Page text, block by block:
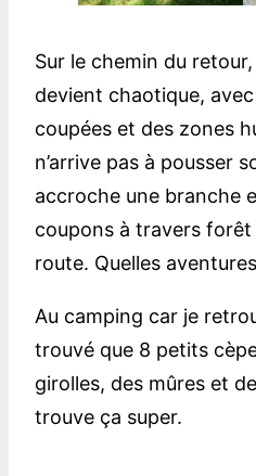
Sur le chemin du
devient chaotique,
coupées et des zones
n’arrive pas à pousser
accroche une branche
coupons à travers
route. Quelles
Au camping car je
trouvé que 8 petits
girolles, des mûres et
trouve ça super.